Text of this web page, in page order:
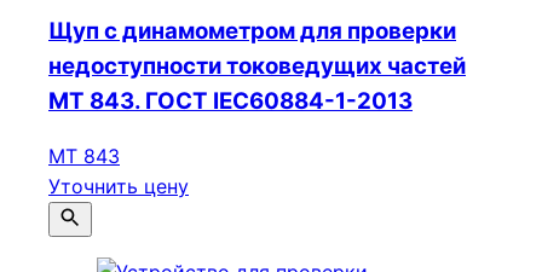
Щуп с динамометром для проверки
недоступности токоведущих частей
МТ 843. ГОСТ IEC60884-1-2013
МТ 843
Уточнить цену